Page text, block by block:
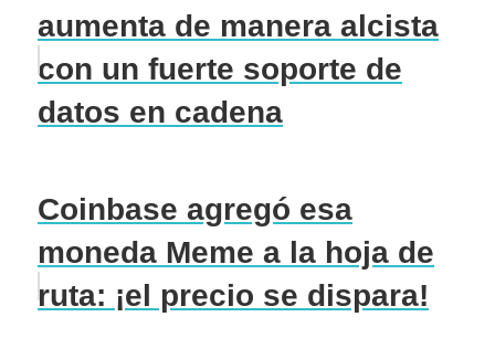
aumenta de manera alcista
con un fuerte soporte de
datos en cadena
Coinbase agregó esa
moneda Meme a la hoja de
ruta: ¡el precio se dispara!